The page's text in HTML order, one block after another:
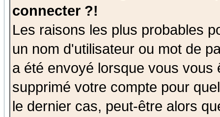
connecter ?!
Les raisons les plus probables
un nom d'utilisateur ou mot de
a été envoyé lorsque vous
supprimé votre compte pour
le dernier cas, peut-être alors